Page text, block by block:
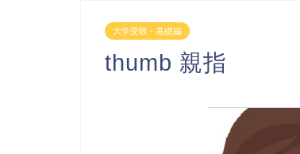
大学受験 - 基礎編
thumb 親指